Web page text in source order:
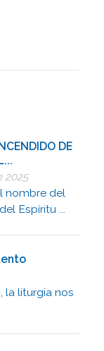
DE
2025
nombre del
Espíritu ...
la liturgia nos